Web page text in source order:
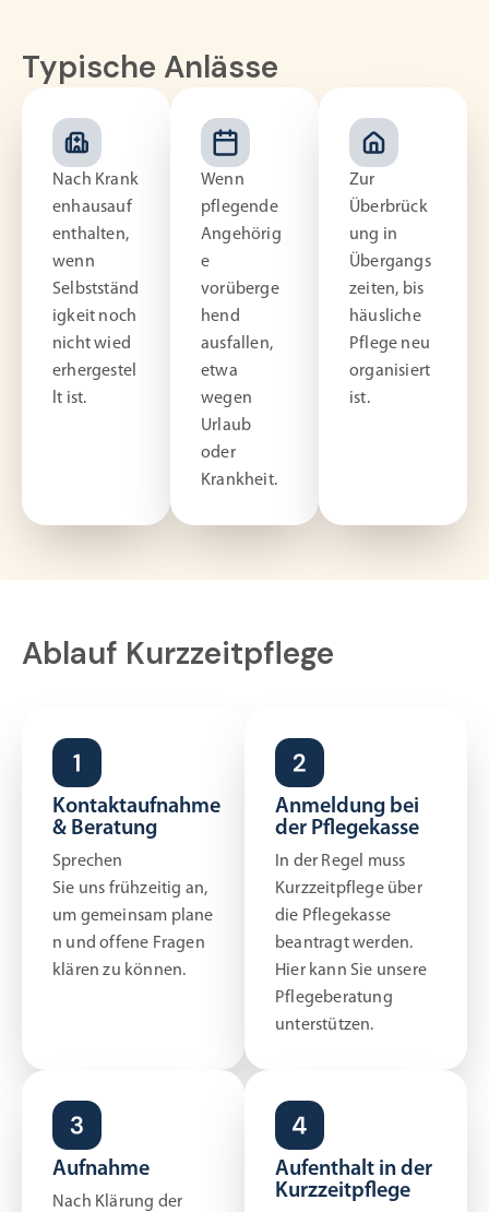
Typische Anlässe
Nach Krank
enhausauf
enthalten,
wenn
Selbstständ
igkeit noch
nicht wied
erhergestel
lt ist.
Wenn
pflegende
Angehörig
e
vorüberge
hend
ausfallen,
etwa
wegen
Urlaub
oder
Krankheit.
Zur
Überbrück
ung in
Übergangs
zeiten, bis
häusliche
Pflege neu
organisiert
ist.
Ablauf Kurzzeitpflege
Kontaktaufnahme
& Beratung
Sprechen
Sie uns frühzeitig an,
um gemeinsam plane
n und offene Fragen
klären zu können.
Anmeldung bei
der Pflegekasse
In der Regel muss
Kurzzeitpflege über
die Pflegekasse
beantragt werden.
Hier kann Sie unsere
Pflegeberatung
unterstützen.
Aufnahme
Nach Klärung der
Aufenthalt in der
Kurzzeitpflege